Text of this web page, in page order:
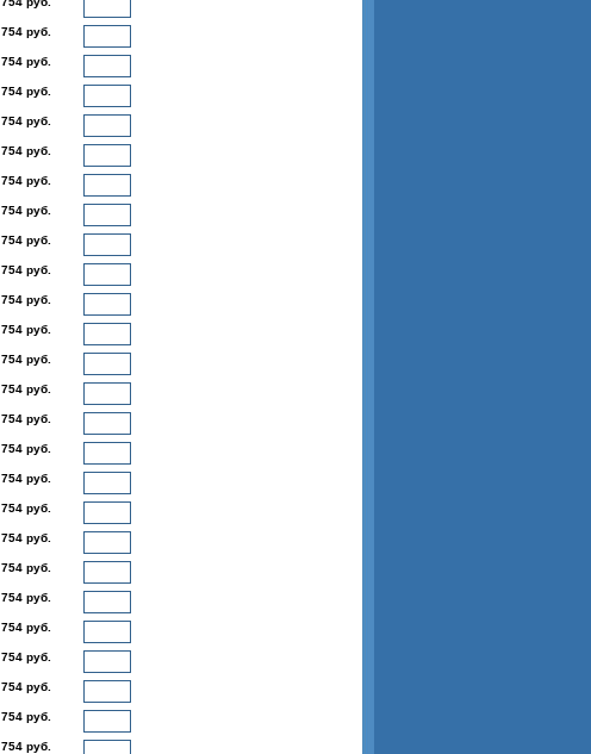
754 руб.
754 руб.
754 руб.
754 руб.
754 руб.
754 руб.
754 руб.
754 руб.
754 руб.
754 руб.
754 руб.
754 руб.
754 руб.
754 руб.
754 руб.
754 руб.
754 руб.
754 руб.
754 руб.
754 руб.
754 руб.
754 руб.
754 руб.
754 руб.
754 руб.